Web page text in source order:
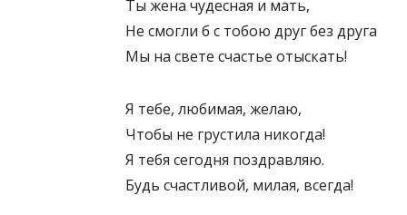
Ты жена чудесная и мать,
Не смогли б с тобою друг без друга
Мы на свете счастье отыскать!
Я тебе, любимая, желаю,
Чтобы не грустила никогда!
Я тебя сегодня поздравляю.
Будь счастливой, милая, всегда!